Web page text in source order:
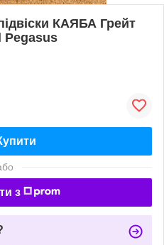
КАЯБА Грейт
Pegasus
з